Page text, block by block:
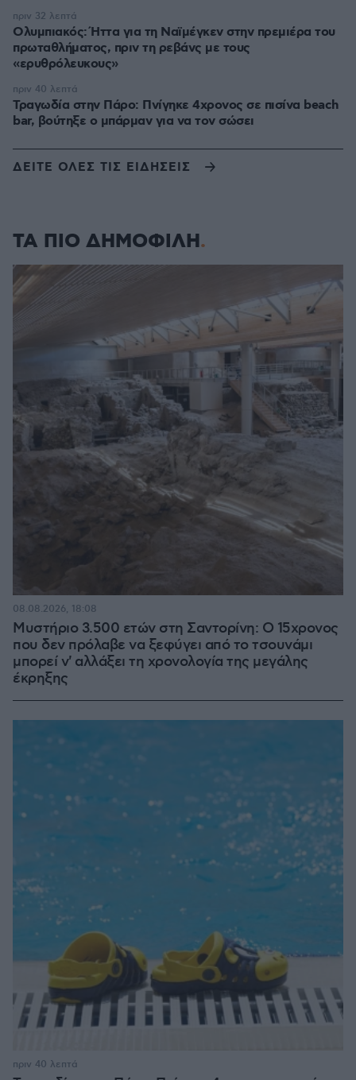
Ολυμπιακός: Ήττα για τη Ναϊμέγκεν στην πρεμιέρα του
πρωταθλήματος, πριν τη ρεβάνς με τους
«ερυθρόλευκους»
πριν 32 λεπτά
Τραγωδία στην Πάρο: Πνίγηκε 4χρονος σε πισίνα beach
bar, βούτηξε ο μπάρμαν για να τον σώσει
πριν 40 λεπτά
ΔΕΙΤΕ ΟΛΕΣ ΤΙΣ ΕΙΔΗΣΕΙΣ
ΤΑ ΠΙΟ ΔΗΜΟΦΙΛΗ
Μυστήριο 3.500 ετών στη Σαντορίνη: Ο 15χρονος
που δεν πρόλαβε να ξεφύγει από το τσουνάμι
μπορεί ν' αλλάξει τη χρονολογία της μεγάλης
έκρηξης
08.08.2026, 18:08
πριν 40 λεπτά